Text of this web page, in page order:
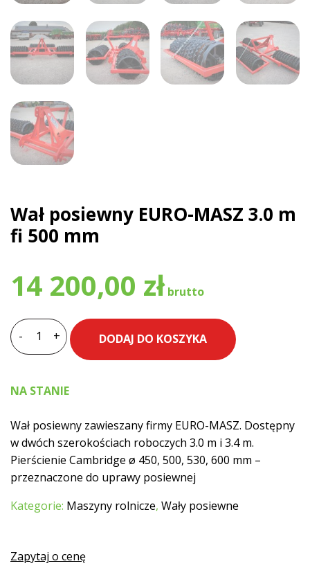
Wał posiewny EURO-MASZ 3.0 m
fi 500 mm
14 200,00 zł
-
ilość
EURO-
3.0
m
fi
500
mm
+ DODAJ DO KOSZYKA
NA STANIE
Wał posiewny zawieszany firmy EURO-MASZ. Dostępny
w dwóch szerokościach roboczych 3.0 m i 3.4 m.
Pierścienie Cambridge ø 450, 500, 530, 600 mm –
przeznaczone do uprawy posiewnej
Kategorie: Maszyny rolnicze, Wały posiewne
Zapytaj o cenę